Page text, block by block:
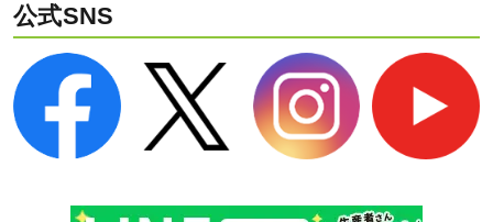
公式SNS